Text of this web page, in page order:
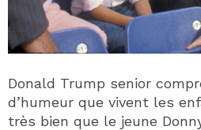
Donald Trump senior
d’humeur que vivent les
très bien que le jeune